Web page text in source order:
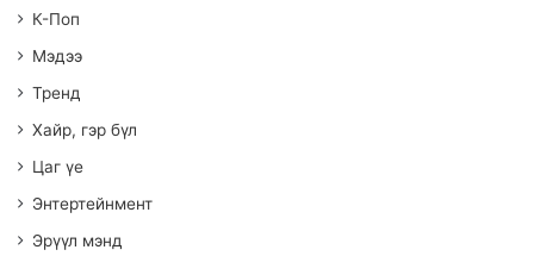
К-Поп
Мэдээ
Тренд
Хайр, гэр бүл
Цаг үе
Энтертейнмент
Эрүүл мэнд